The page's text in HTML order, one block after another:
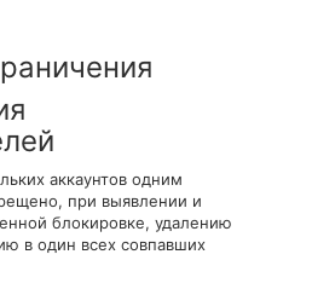
аккаунтов одним
при выявлении и
блокировке, удалению
в один всех совпавших